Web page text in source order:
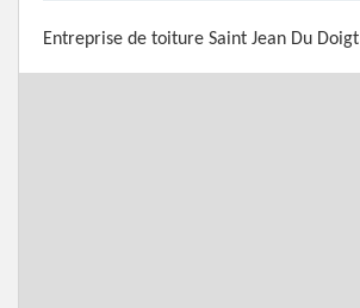
Entreprise de toiture Saint Jean Du Doigt